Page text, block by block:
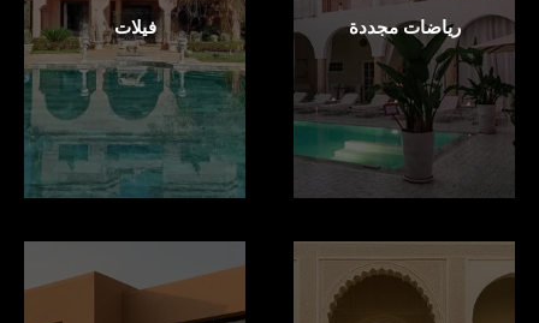
رياضات مجددة فيلات